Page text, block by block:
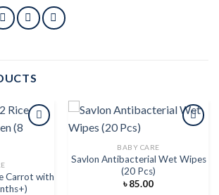
Carrot with
Add to
BABY CARE
Savlon Antibacterial Wet Wipes
(20 Pcs)
৳85.00